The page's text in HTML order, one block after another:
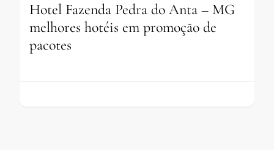
Hotel Fazenda Pedra do Anta – MG
melhores hotéis em promoção de
pacotes